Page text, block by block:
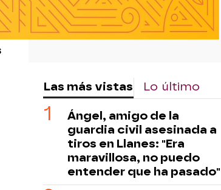
Las más vistas Lo último
Ángel, amigo de la
guardia civil asesinada a
tiros en Llanes: "Era
maravillosa, no puedo
entender que ha pasado"